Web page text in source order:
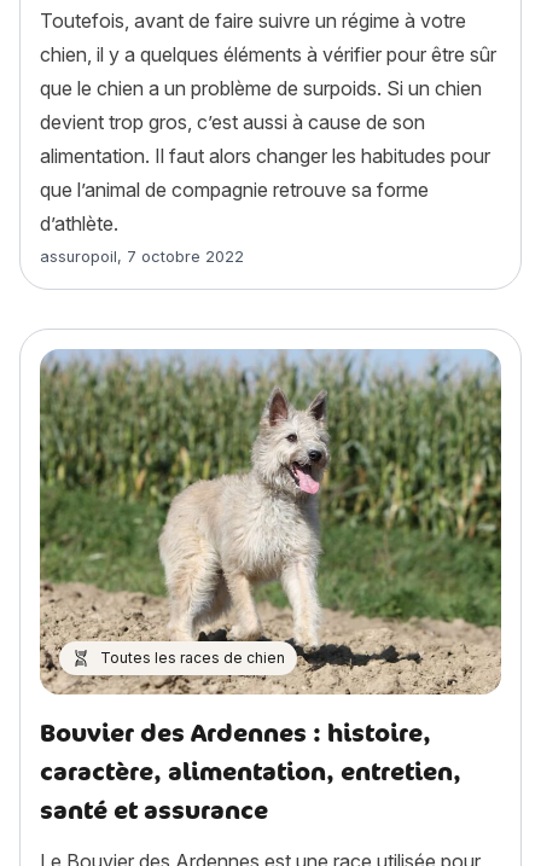
Toutefois, avant de faire suivre un régime à votre
chien, il y a quelques éléments à vérifier pour être sûr
que le chien a un problème de surpoids. Si un chien
devient trop gros, c’est aussi à cause de son
alimentation. Il faut alors changer les habitudes pour
que l’animal de compagnie retrouve sa forme
d’athlète.
Article rédigé par
assuropoil, 7 octobre 2022
Toutes les races de chien
Bouvier des Ardennes : histoire,
caractère, alimentation, entretien,
santé et assurance